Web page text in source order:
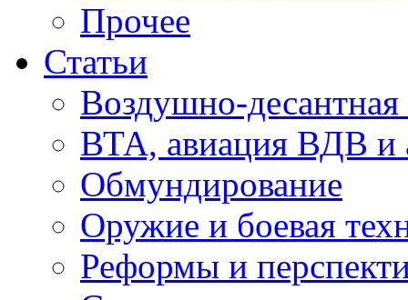
Прочее
Статьи
Воздушно-десантная
ВТА, авиация ВДВ и
Обмундирование
Оружие и боевая
Реформы и